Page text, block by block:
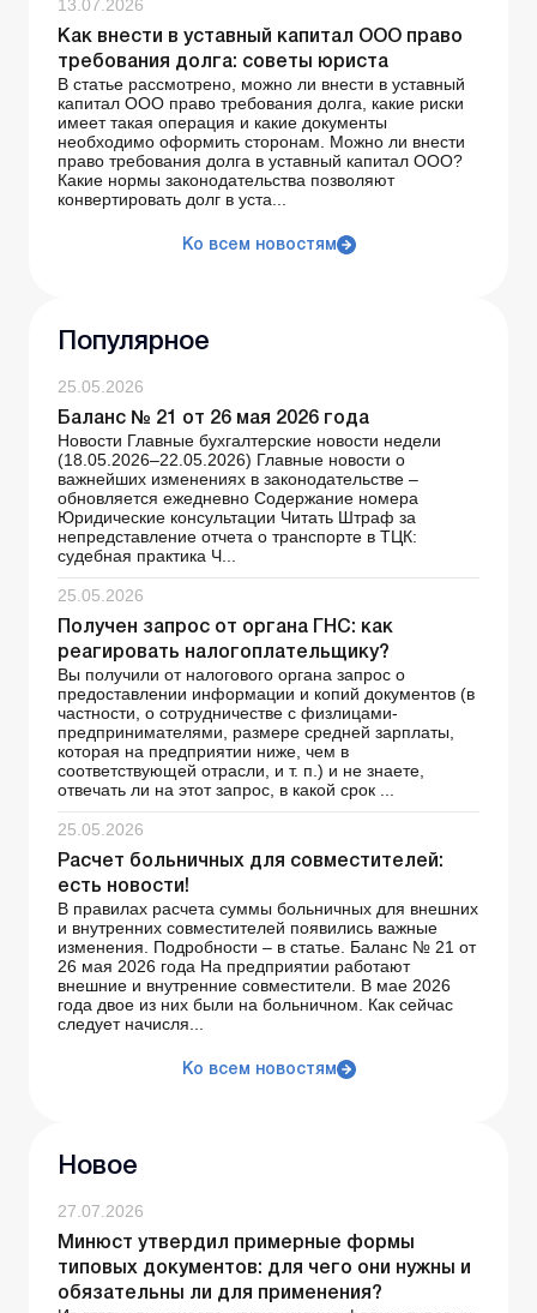
13.07.2026
Как внести в уставный капитал ООО право
требования долга: советы юриста
В статье рассмотрено, можно ли внести в уставный
капитал ООО право требования долга, какие риски
имеет такая операция и какие документы
необходимо оформить сторонам. Можно ли внести
право требования долга в уставный капитал ООО?
Какие нормы законодательства позволяют
конвертировать долг в уста...
Ко всем новостям
Популярное
25.05.2026
Баланс № 21 от 26 мая 2026 года
Новости Главные бухгалтерские новости недели
(18.05.2026–22.05.2026) Главные новости о
важнейших изменениях в законодательстве –
обновляется ежедневно Содержание номера
Юридические консультации Читать Штраф за
непредставление отчета о транспорте в ТЦК:
судебная практика Ч...
25.05.2026
Получен запрос от органа ГНС: как
реагировать налогоплательщику?
Вы получили от налогового органа запрос о
предоставлении информации и копий документов (в
частности, о сотрудничестве с физлицами-
предпринимателями, размере средней зарплаты,
которая на предприятии ниже, чем в
соответствующей отрасли, и т. п.) и не знаете,
отвечать ли на этот запрос, в какой срок ...
25.05.2026
Расчет больничных для совместителей:
есть новости!
В правилах расчета суммы больничных для внешних
и внутренних совместителей появились важные
изменения. Подробности – в статье. Баланс № 21 от
26 мая 2026 года На предприятии работают
внешние и внутренние совместители. В мае 2026
года двое из них были на больничном. Как сейчас
следует начисля...
Ко всем новостям
Новое
27.07.2026
Минюст утвердил примерные формы
типовых документов: для чего они нужны и
обязательны ли для применения?